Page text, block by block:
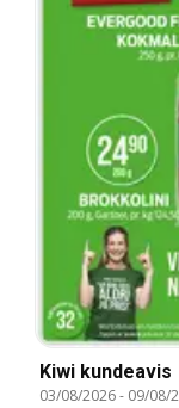
Kiwi kundeavis
03/08/2026- 09/08/